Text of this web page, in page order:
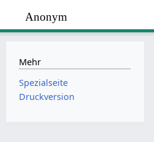
Anonym
Mehr
Spezialseite
Druckversion